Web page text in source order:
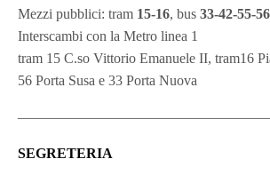
Mezzi pubblici: tram 15-16, bus33-42-55-56
Interscambi con la Metro linea 1
tram 15 C.so Vittorio Emanuele II, tram16
56 Porta Susa e 33 Porta Nuova
SEGRETERIA